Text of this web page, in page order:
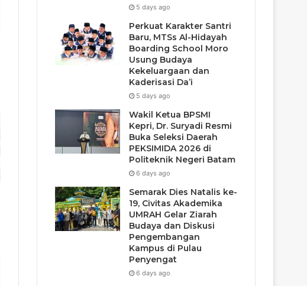
5 days ago
Perkuat Karakter Santri
Baru, MTSs Al-Hidayah
Boarding School Moro
Usung Budaya
Kekeluargaan dan
Kaderisasi Da’i
5 days ago
Wakil Ketua BPSMI
Kepri, Dr. Suryadi Resmi
Buka Seleksi Daerah
PEKSIMIDA 2026 di
Politeknik Negeri Batam
6 days ago
Semarak Dies Natalis ke-
19, Civitas Akademika
UMRAH Gelar Ziarah
Budaya dan Diskusi
Pengembangan
Kampus di Pulau
Penyengat
6 days ago